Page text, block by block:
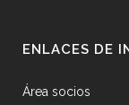
ENLACES DE
Área socios